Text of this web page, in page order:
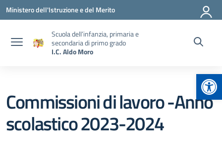
Vai ai contenuti
Vai al menu di navigazione
Vai al footer
Ministero dell'Istruzione e del Merito
Scuola dell’infanzia, primaria e
secondaria di primo grado
I.C. Aldo Moro
Commissioni di lavoro -Anno
scolastico 2023-2024